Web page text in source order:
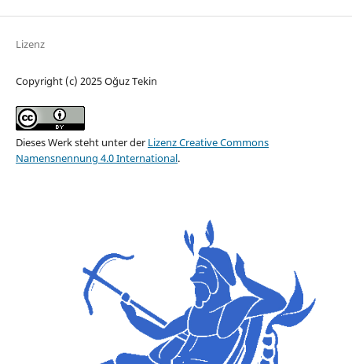
Lizenz
Copyright (c) 2025 Oğuz Tekin
Dieses Werk steht unter der Lizenz Creative Commons
Namensnennung 4.0 International.